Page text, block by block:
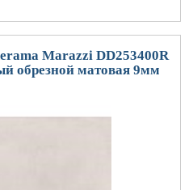
Marazzi DD253400R
обрезной матовая 9мм